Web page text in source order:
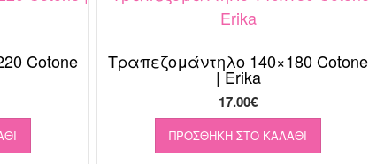
Cotone Τραπεζομάντηλο 140×180 Cotone
| Erika
17.00€
ΠΡΟΣΘΉΚΗ ΣΤΟ ΚΑΛΆΘΙ